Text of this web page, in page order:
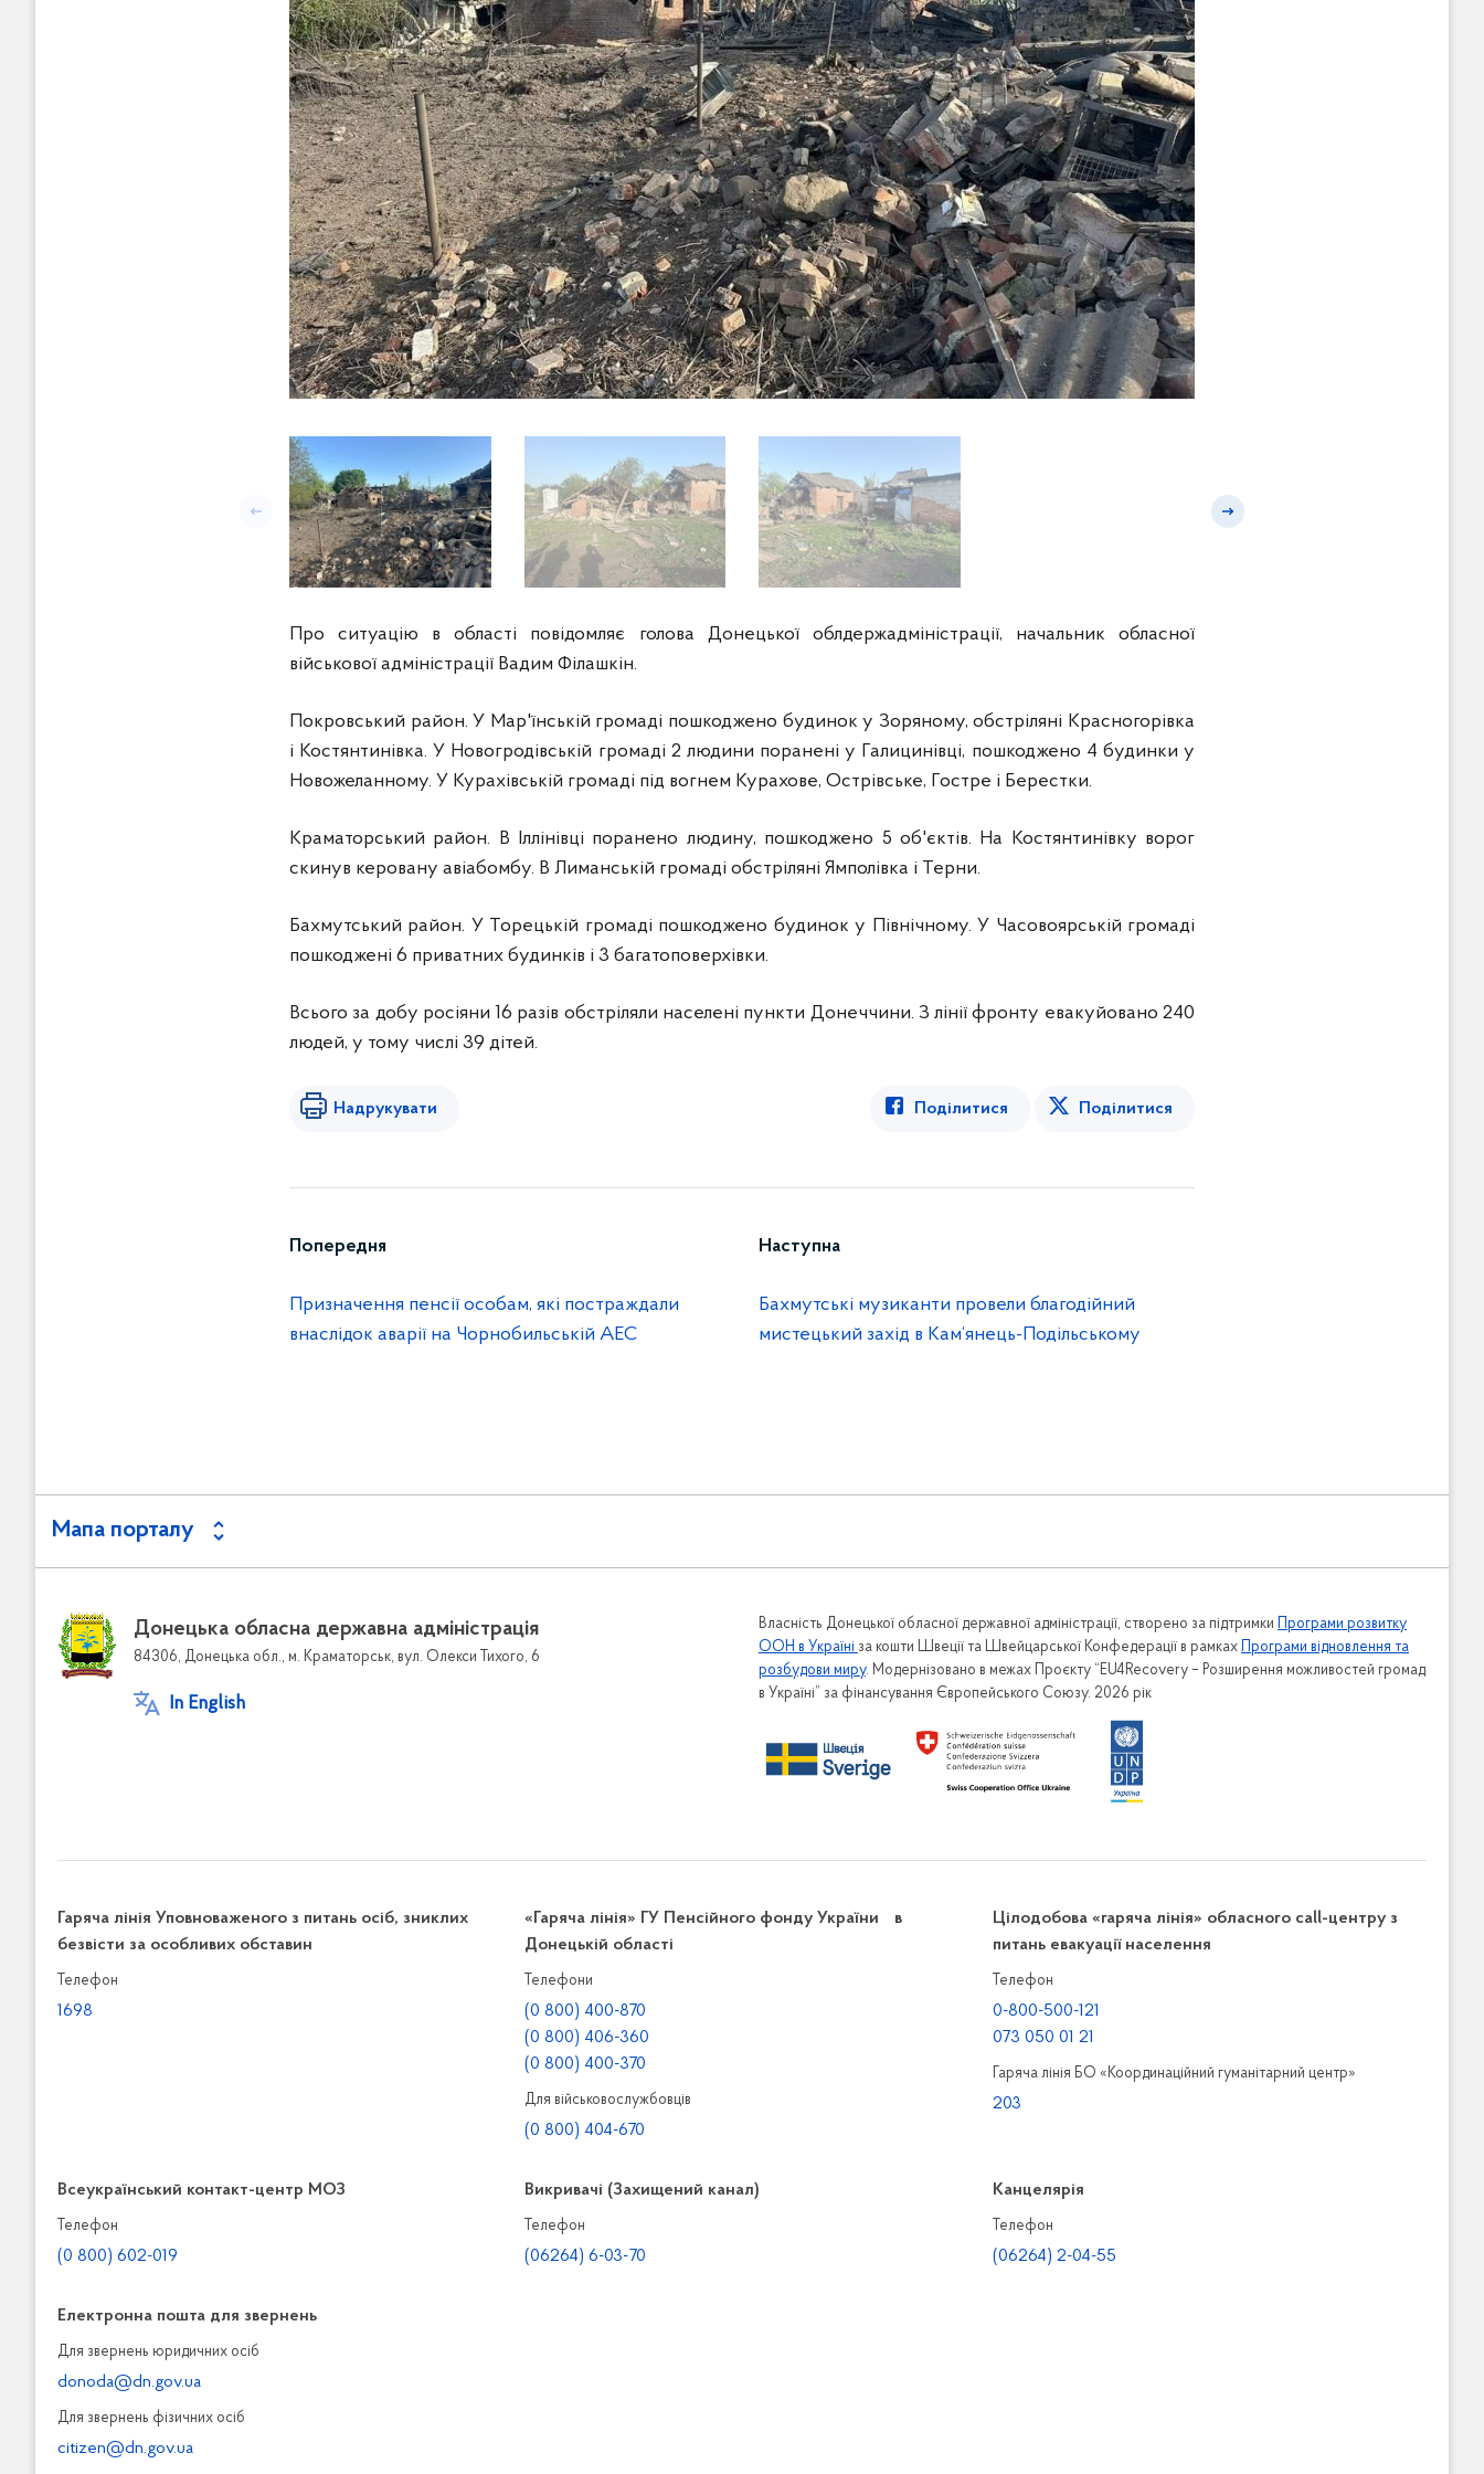
Попередній слайд Наступний слайд
Про ситуацію в області повідомляє голова Донецької облдержадміністрації, начальник обласної
військової адміністрації Вадим Філашкін.
Покровський район. У Мар'їнській громаді пошкоджено будинок у Зоряному, обстріляні Красногорівка
і Костянтинівка. У Новогродівській громаді 2 людини поранені у Галицинівці, пошкоджено 4 будинки у
Новожеланному. У Курахівській громаді під вогнем Курахове, Острівське, Гостре і Берестки.
Краматорський район. В Іллінівці поранено людину, пошкоджено 5 об'єктів. На Костянтинівку ворог
скинув керовану авіабомбу. В Лиманській громаді обстріляні Ямполівка і Терни.
Бахмутський район. У Торецькій громаді пошкоджено будинок у Північному. У Часовоярській громаді
пошкоджені 6 приватних будинків і 3 багатоповерхівки.
Всього за добу росіяни 16 разів обстріляли населені пункти Донеччини. З лінії фронту евакуйовано 240
людей, у тому числі 39 дітей.
Надрукувати Поділитися Поділитися
Попередня
Призначення пенсії особам, які постраждали
внаслідок аварії на Чорнобильській АЕС
Наступна
Бахмутські музиканти провели благодійний
мистецький захід в Кам‘янець-Подільському
Мапа порталу
Донецька обласна державна адміністрація
84306, Донецька обл., м. Краматорськ, вул. Олекси Тихого, 6
In English
Власність Донецької обласної державної адміністрації, створено за підтримки
Програми розвитку
ООН в Україні за кошти Швеції та Швейцарської Конфедерації в рамках
Програми відновлення та
розбудови миру. Модернізовано в межах Проєкту “EU4Recovery – Розширення можливостей громад
в Україні” за фінансування Європейського Союзу. 2026 рік
Гаряча лінія Уповноваженого з питань осіб, зниклих
безвісти за особливих обставин
Телефон
1698
«Гаряча лінія» ГУ Пенсійного фонду України в
Донецькій області
Телефони
(0 800) 400-870
(0 800) 406-360
(0 800) 400-370
Для військовослужбовців
(0 800) 404-670
Цілодобова «гаряча лінія» обласного call-центру з
питань евакуації населення
Телефон
0-800-500-121
073 050 01 21
Гаряча лінія БО «Координаційний гуманітарний центр»
203
Всеукраїнський контакт-центр МОЗ
Телефон
(0 800) 602-019
Викривачі (Захищений канал)
Телефон
(06264) 6-03-70
Канцелярiя
Телефон
(06264) 2-04-55
Електронна пошта для звернень
Для звернень юридичних осiб
donoda@dn.gov.ua
Для звернень фізичних осiб
citizen@dn.gov.ua